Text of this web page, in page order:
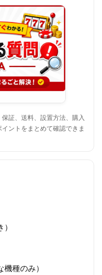
証、送料、設置方法、購入
ントをまとめて確認できま
種のみ）